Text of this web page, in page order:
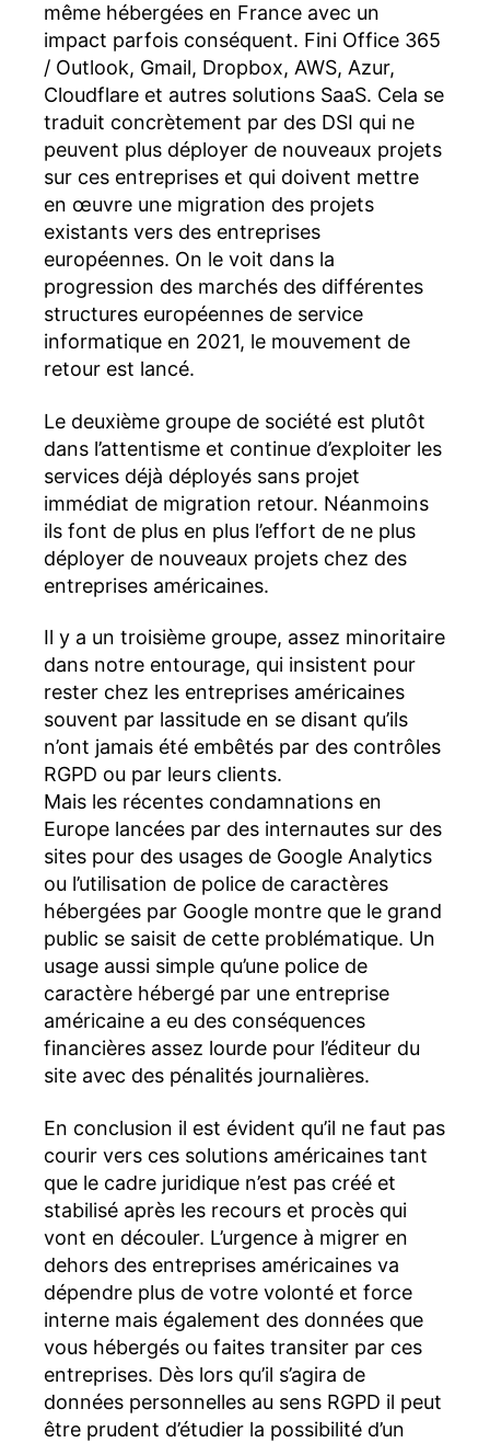
même hébergées en France avec un
impact parfois conséquent. Fini Office 365
/ Outlook, Gmail, Dropbox, AWS, Azur,
Cloudflare et autres solutions SaaS. Cela se
traduit concrètement par des DSI qui ne
peuvent plus déployer de nouveaux projets
sur ces entreprises et qui doivent mettre
en œuvre une migration des projets
existants vers des entreprises
européennes. On le voit dans la
progression des marchés des différentes
structures européennes de service
informatique en 2021, le mouvement de
retour est lancé.
Le deuxième groupe de société est plutôt
dans l’attentisme et continue d’exploiter les
services déjà déployés sans projet
immédiat de migration retour. Néanmoins
ils font de plus en plus l’effort de ne plus
déployer de nouveaux projets chez des
entreprises américaines.
Il y a un troisième groupe, assez minoritaire
dans notre entourage, qui insistent pour
rester chez les entreprises américaines
souvent par lassitude en se disant qu’ils
n’ont jamais été embêtés par des contrôles
RGPD ou par leurs clients.
Mais les récentes condamnations en
Europe lancées par des internautes sur des
sites pour des usages de Google Analytics
ou l’utilisation de police de caractères
hébergées par Google montre que le grand
public se saisit de cette problématique. Un
usage aussi simple qu’une police de
caractère hébergé par une entreprise
américaine a eu des conséquences
financières assez lourde pour l’éditeur du
site avec des pénalités journalières.
En conclusion il est évident qu’il ne faut pas
courir vers ces solutions américaines tant
que le cadre juridique n’est pas créé et
stabilisé après les recours et procès qui
vont en découler. L’urgence à migrer en
dehors des entreprises américaines va
dépendre plus de votre volonté et force
interne mais également des données que
vous hébergés ou faites transiter par ces
entreprises. Dès lors qu’il s’agira de
données personnelles au sens RGPD il peut
être prudent d’étudier la possibilité d’un